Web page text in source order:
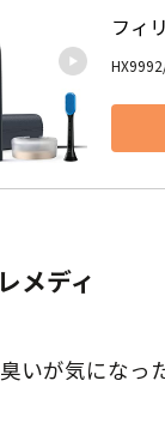
フィ
メディ
いが気になっ